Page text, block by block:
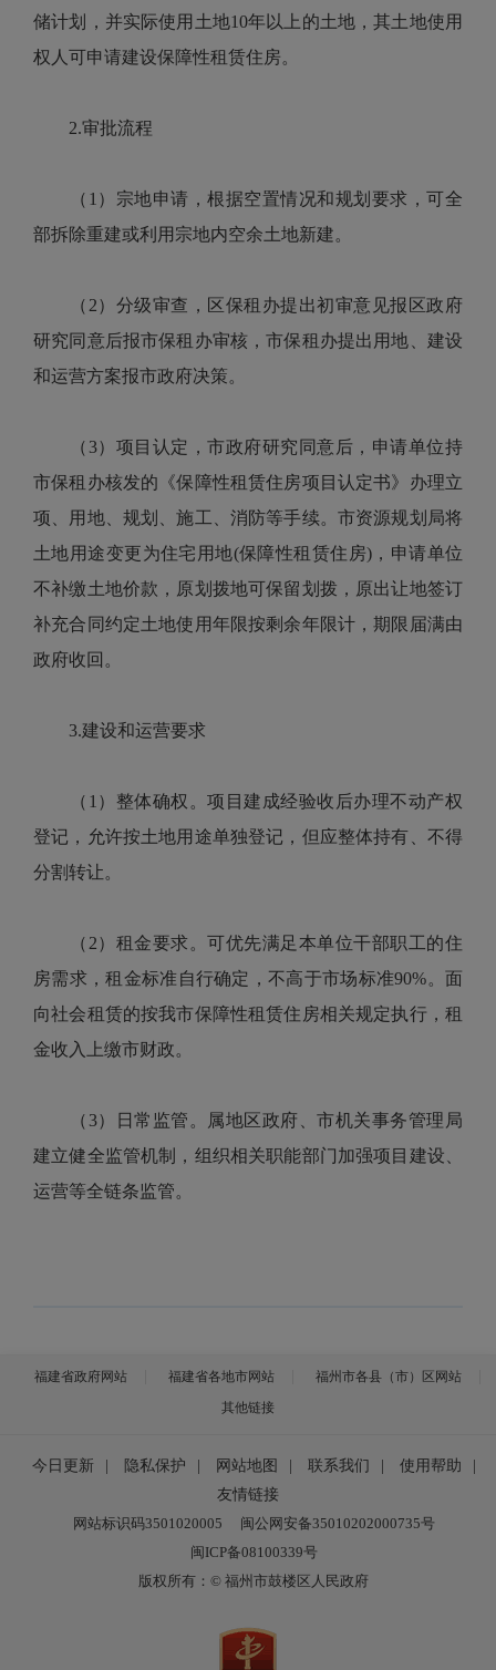
储计划，并实际使用土地10年以上的土地，其土地使用
权人可申请建设保障性租赁住房。
2.审批流程
（1）宗地申请，根据空置情况和规划要求，可全
部拆除重建或利用宗地内空余土地新建。
（2）分级审查，区保租办提出初审意见报区政府
研究同意后报市保租办审核，市保租办提出用地、建设
和运营方案报市政府决策。
（3）项目认定，市政府研究同意后，申请单位持
市保租办核发的《保障性租赁住房项目认定书》办理立
项、用地、规划、施工、消防等手续。市资源规划局将
土地用途变更为住宅用地(保障性租赁住房)，申请单位
不补缴土地价款，原划拨地可保留划拨，原出让地签订
补充合同约定土地使用年限按剩余年限计，期限届满由
政府收回。
3.建设和运营要求
（1）整体确权。项目建成经验收后办理不动产权
登记，允许按土地用途单独登记，但应整体持有、不得
分割转让。
（2）租金要求。可优先满足本单位干部职工的住
房需求，租金标准自行确定，不高于市场标准90%。面
向社会租赁的按我市保障性租赁住房相关规定执行，租
金收入上缴市财政。
（3）日常监管。属地区政府、市机关事务管理局
建立健全监管机制，组织相关职能部门加强项目建设、
运营等全链条监管。
福建省政府网站 福建省各地市网站
福州市各县（市）区网站
其他链接
今日更新 隐私保护 网站地图 联系我们 使用帮助
友情链接
网站标识码3501020005
闽公网安备35010202000735号
闽ICP备08100339号
版权所有：© 福州市鼓楼区人民政府